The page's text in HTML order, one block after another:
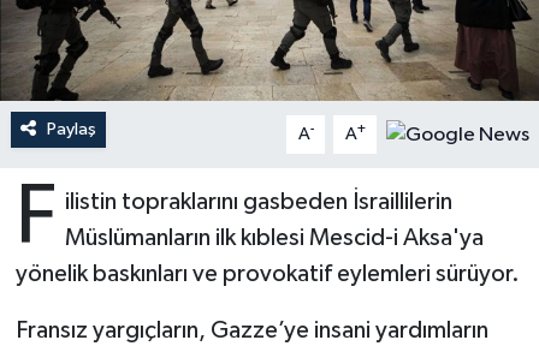
Paylaş A- A+
F ilistin topraklarını gasbeden İsraillilerin
Müslümanların ilk kıblesi Mescid-i Aksa'ya
yönelik baskınları ve provokatif eylemleri sürüyor.
Fransız yargıçların, Gazze’ye insani yardımların
Bartın Müftülüğü
Batman Müftülüğü
Bayburt Müftülüğü
Bilecik Müftülüğü
Bingöl Müftülüğü
Bitlis Müftülüğü
Ramazan
Sahabeler
Zekat
DEPREM
Dünya
Eğitim
Kültür-Sanat
Aile
Sağlık